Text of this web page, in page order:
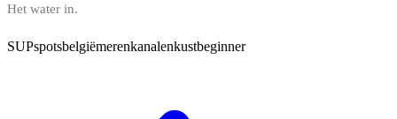
Het water in.
SUPspotsbelgiëmerenkanalenkustbeginner